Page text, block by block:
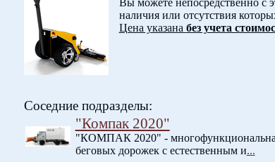
Вы можете непосредственно с
наличия или отсутствия
Цена указана без учета
Соседние подразделы:
"Компак 2020"
"КОМПАК 2020" - многофункциональная
беговых дорожек с естественным и...